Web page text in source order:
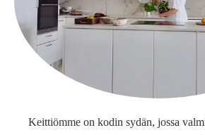
Keittiömme on kodin sydän, jossa